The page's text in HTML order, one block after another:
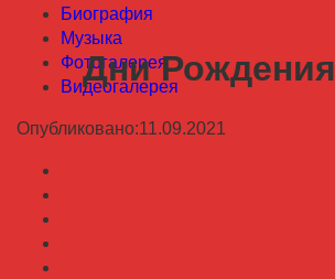
Биография
Музыка
Фотогалерея
Видеогалерея
Дни Рождения
Опубликовано:11.09.2021